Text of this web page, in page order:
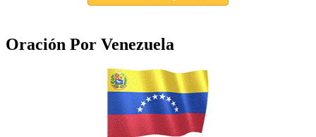
Oración Por Venezuela